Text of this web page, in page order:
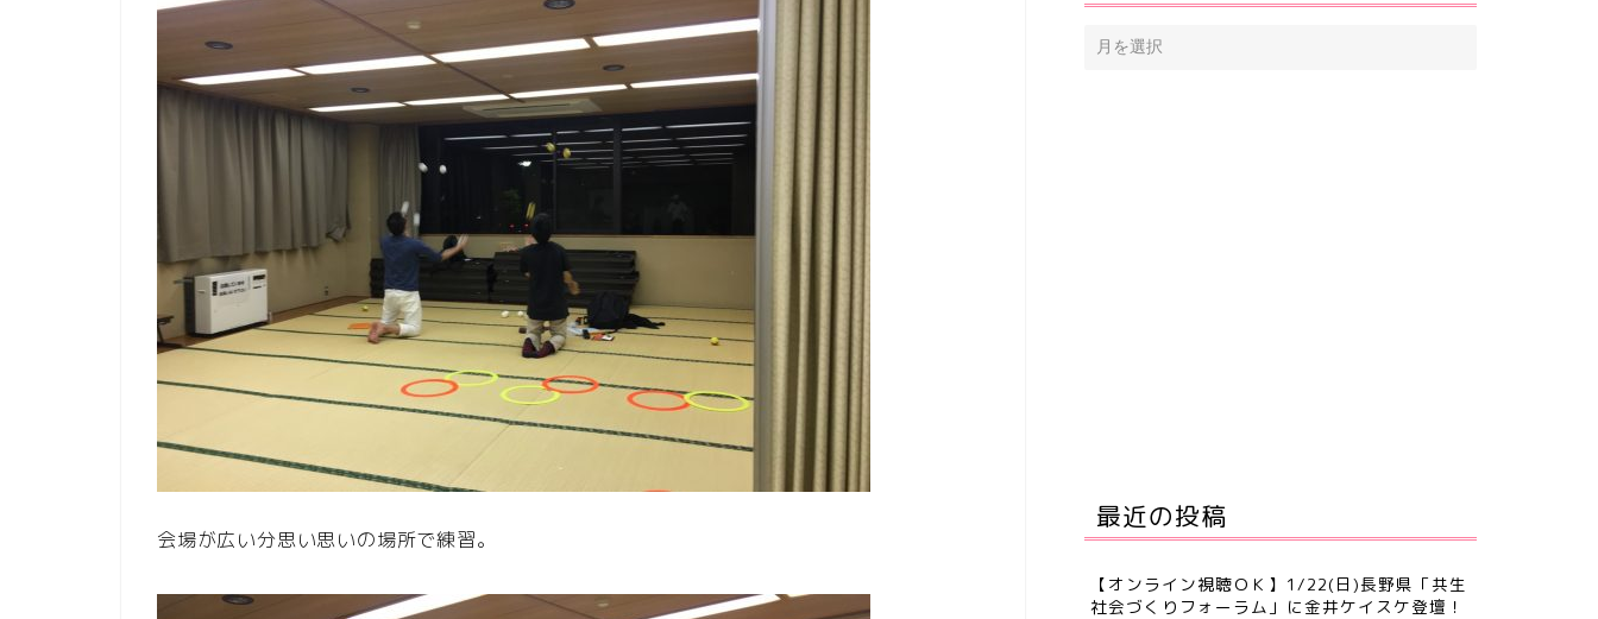
会場が広い分思い思いの場所で練習。
最近の投稿
【オンライン視聴ＯＫ】1/22(日)長野県「共生
社会づくりフォーラム」に金井ケイスケ登壇！